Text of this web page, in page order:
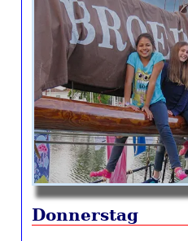
Donnerstag